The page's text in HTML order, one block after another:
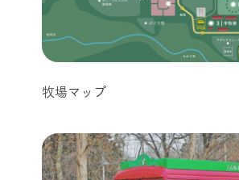
牧場マップ